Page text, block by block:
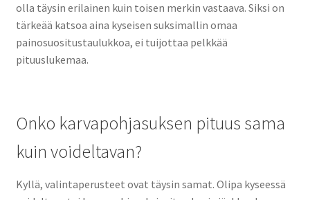
olla täysin erilainen kuin toisen merkin vastaava. Siksi on
tärkeää katsoa aina kyseisen suksimallin omaa
painosuositustaulukkoa, ei tuijottaa pelkkää
pituuslukemaa.
Onko karvapohjasuksen pituus sama
kuin voideltavan?
Kyllä, valintaperusteet ovat täysin samat. Olipa kyseessä